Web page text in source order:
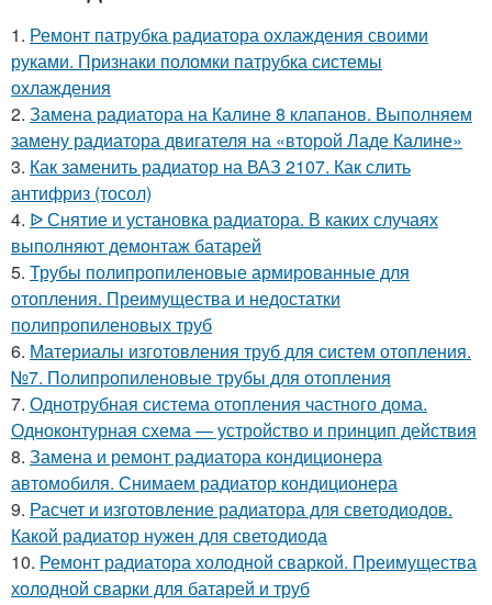
1. Ремонт патрубка радиатора охлаждения своими
руками. Признаки поломки патрубка системы
охлаждения
2. Замена радиатора на Калине 8 клапанов. Выполняем
замену радиатора двигателя на «второй Ладе Калине»
3. Как заменить радиатор на ВАЗ 2107. Как слить
антифриз (тосол)
4. ᐉ Снятие и установка радиатора. В каких случаях
выполняют демонтаж батарей
5. Трубы полипропиленовые армированные для
отопления. Преимущества и недостатки
полипропиленовых труб
6. Материалы изготовления труб для систем отопления.
№7. Полипропиленовые трубы для отопления
7. Однотрубная система отопления частного дома.
Одноконтурная схема — устройство и принцип действия
8. Замена и ремонт радиатора кондиционера
автомобиля. Снимаем радиатор кондиционера
9. Расчет и изготовление радиатора для светодиодов.
Какой радиатор нужен для светодиода
10. Ремонт радиатора холодной сваркой. Преимущества
холодной сварки для батарей и труб